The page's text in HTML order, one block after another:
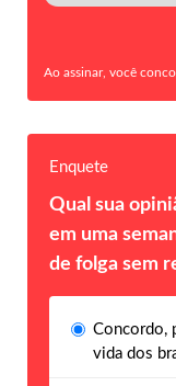
Ao assinar, você
Enquete
Qual sua
em uma
de folga sem
Concordo,
vida dos